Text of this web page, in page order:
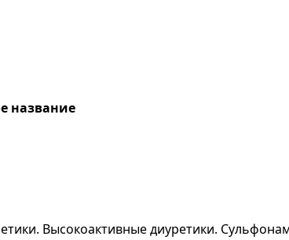
название
Высокоактивные диуретики.